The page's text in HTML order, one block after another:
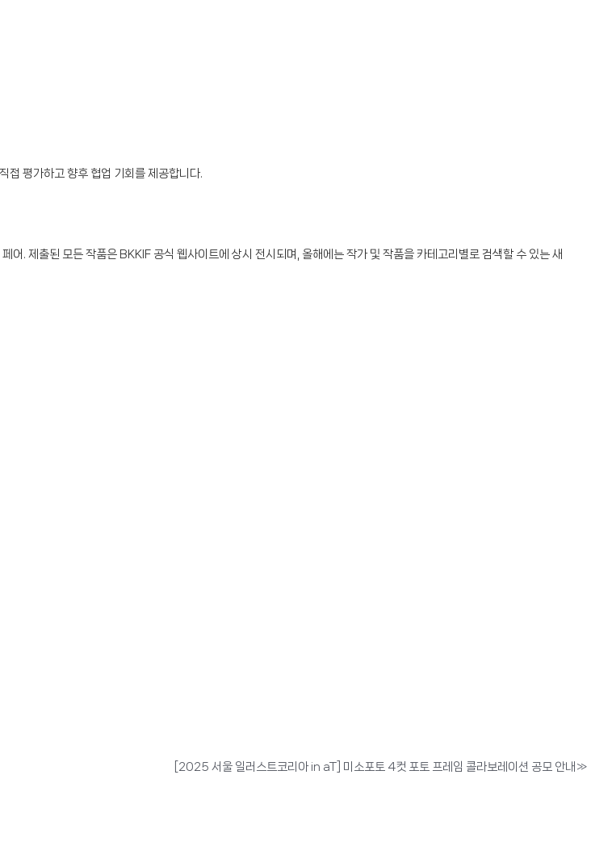
접 평가하고 향후 협업 기회를 제공합니다.
. 제출된 모든 작품은 BKKIF 공식 웹사이트에 상시 전시되며, 올해에는 작가 및 작품을 카테고리별로 검색할 수 있는 새
[2025 서울 일러스트코리아 in aT] 미소포토 4컷 포토 프레임 콜라보레이션 공모 안내 »